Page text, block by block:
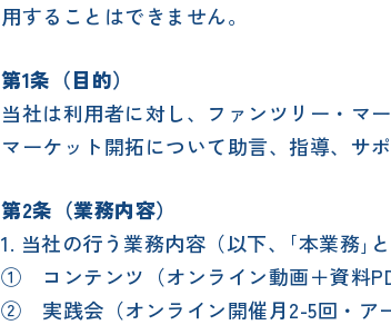
用することはできません。
第1条（目的）
当社は利用者に対し、ファンツリー・マ
マーケット開拓について助言、指導、サ
第2条（業務内容）
1. 当社の行う業務内容（以下、｢本業務｣
① コンテンツ（オンライン動画＋資料
② 実践会（オンライン開催月2-5回・ア